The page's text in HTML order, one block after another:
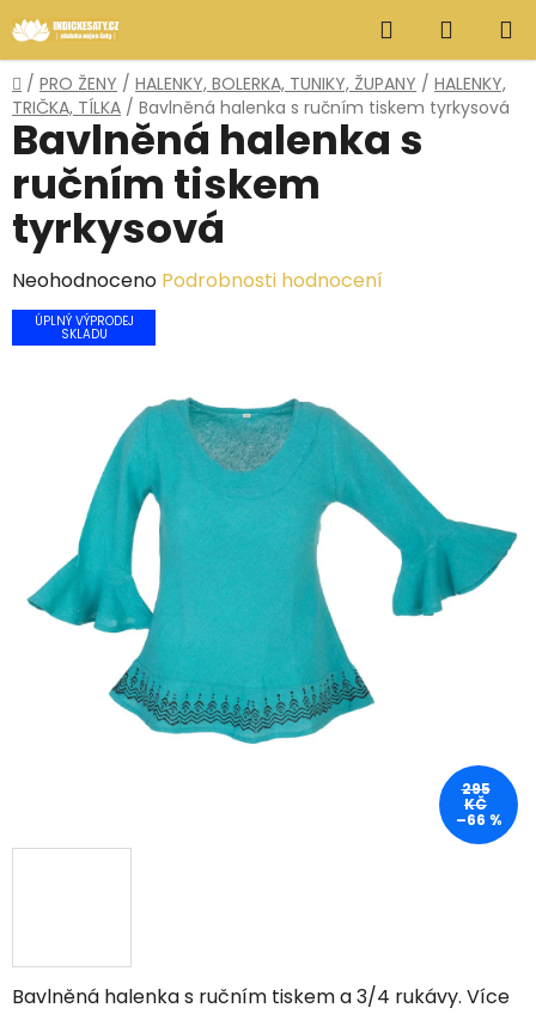
na
obsah
Hledat
KOŠÍK
Domů
/ PRO ŽENY / HALENKY, BOLERKA, TUNIKY, ŽUPANY / HALENKY,
TRIČKA, TÍLKA / Bavlněná halenka s ručním tiskem tyrkysová
Bavlněná halenka s ručním tiskem a 3/4 rukávy. Více
Bavlněná halenka s
ručním tiskem
tyrkysová
Průměrné
hodnocení
produktu
hvězdiček.
Neohodnoceno Podrobnosti hodnocení
ÚPLNÝ VÝPRODEJ
SKLADU
295
KČ
–66 %